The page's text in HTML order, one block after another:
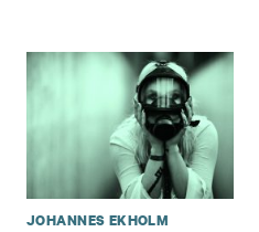
JOHANNES EKHOLM